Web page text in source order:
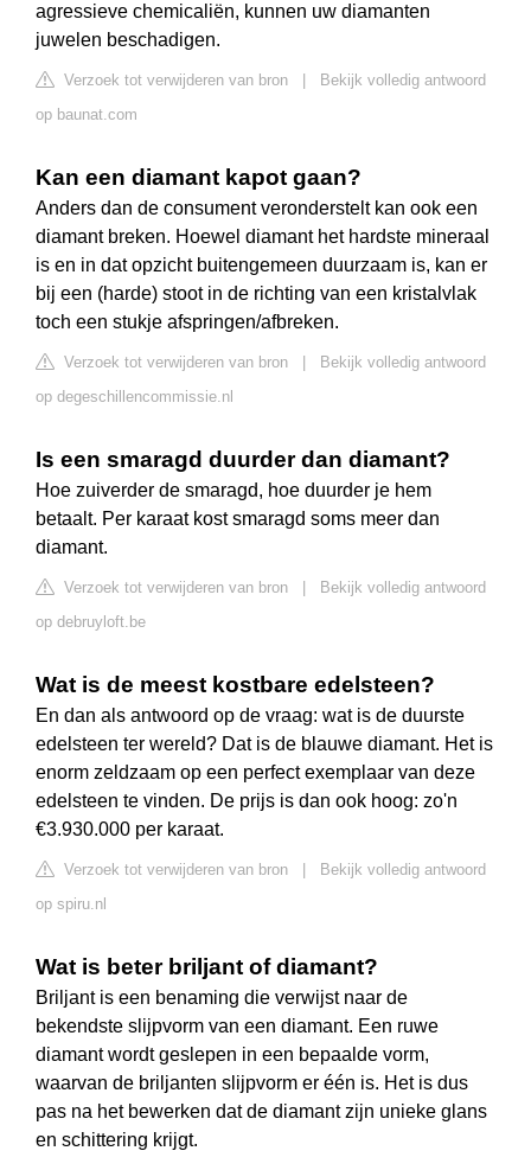
agressieve chemicaliën, kunnen uw diamanten
juwelen beschadigen.
Verzoek tot verwijderen van bron
Bekijk volledig antwoord
op baunat.com
Kan een diamant kapot gaan?
Anders dan de consument veronderstelt kan ook een
diamant breken. Hoewel diamant het hardste mineraal
is en in dat opzicht buitengemeen duurzaam is, kan er
bij een (harde) stoot in de richting van een kristalvlak
toch een stukje afspringen/afbreken.
Verzoek tot verwijderen van bron
Bekijk volledig antwoord
op degeschillencommissie.nl
Is een smaragd duurder dan diamant?
Hoe zuiverder de smaragd, hoe duurder je hem
betaalt. Per karaat kost smaragd soms meer dan
diamant.
Verzoek tot verwijderen van bron
Bekijk volledig antwoord
op debruyloft.be
Wat is de meest kostbare edelsteen?
En dan als antwoord op de vraag: wat is de duurste
edelsteen ter wereld? Dat is de blauwe diamant. Het is
enorm zeldzaam op een perfect exemplaar van deze
edelsteen te vinden. De prijs is dan ook hoog: zo'n
€3.930.000 per karaat.
Verzoek tot verwijderen van bron
Bekijk volledig antwoord
op spiru.nl
Wat is beter briljant of diamant?
Briljant is een benaming die verwijst naar de
bekendste slijpvorm van een diamant. Een ruwe
diamant wordt geslepen in een bepaalde vorm,
waarvan de briljanten slijpvorm er één is. Het is dus
pas na het bewerken dat de diamant zijn unieke glans
en schittering krijgt.